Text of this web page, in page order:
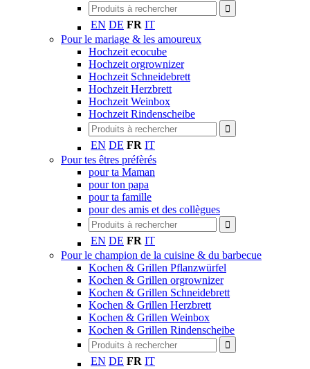
EN DE FR IT
Pour le mariage & les amoureux
Hochzeit ecocube
Hochzeit orgrownizer
Hochzeit Schneidebrett
Hochzeit Herzbrett
Hochzeit Weinbox
Hochzeit Rindenscheibe
EN DE FR IT
Pour tes êtres préfèrés
pour ta Maman
pour ton papa
pour ta famille
pour des amis et des collègues
EN DE FR IT
Pour le champion de la cuisine & du barbecue
Kochen & Grillen Pflanzwürfel
Kochen & Grillen orgrownizer
Kochen & Grillen Schneidebrett
Kochen & Grillen Herzbrett
Kochen & Grillen Weinbox
Kochen & Grillen Rindenscheibe
EN DE FR IT